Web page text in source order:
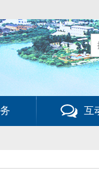
互